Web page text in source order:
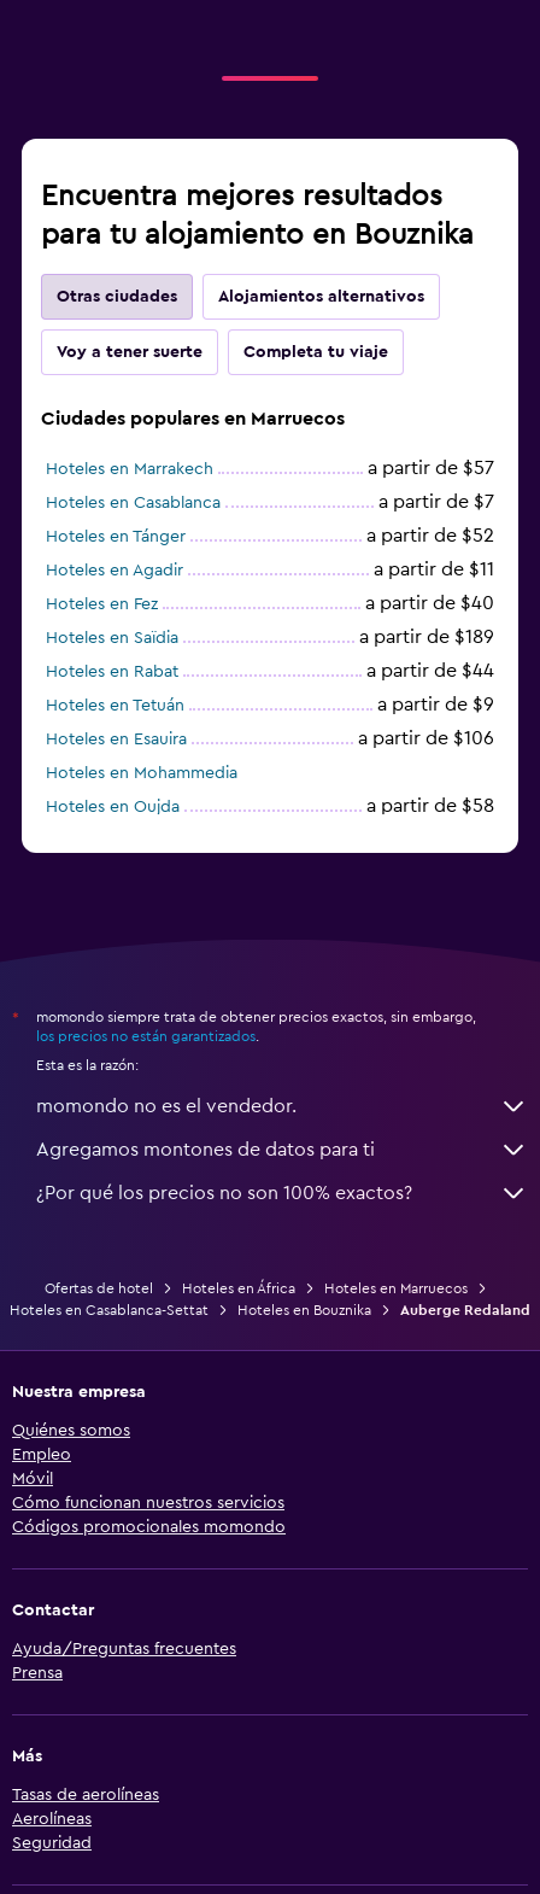
Encuentra mejores resultados
para tu alojamiento en Bouznika
Otras ciudades Alojamientos alternativos
Voy a tener suerte Completa tu viaje
Ciudades populares en Marruecos
Hoteles en Marrakech a partir de $57
Hoteles en Casablanca a partir de $7
Hoteles en Tánger a partir de $52
Hoteles en Agadir a partir de $11
Hoteles en Fez a partir de $40
Hoteles en Saïdia a partir de $189
Hoteles en Rabat a partir de $44
Hoteles en Tetuán a partir de $9
Hoteles en Esauira a partir de $106
Hoteles en Mohammedia
Hoteles en Oujda
a partir de $58
*
momondo siempre trata de obtener precios exactos, sin embargo,
los precios no están garantizados
Esta es la razón:
momondo no es el vendedor.
Agregamos montones de datos para ti
¿Por qué los precios no son 100% exactos?
Ofertas de hotel Hoteles en África
Hoteles en Marruecos
Hoteles en Casablanca-Settat
Hoteles en Bouznika Auberge Redaland
Nuestra empresa
Quiénes somos
Empleo
Móvil
Cómo funcionan nuestros servicios
Códigos promocionales momondo
Contactar
Ayuda/Preguntas frecuentes
Prensa
Más
Tasas de aerolíneas
Aerolíneas
Seguridad